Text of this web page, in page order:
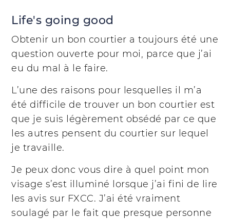
Life's going good
Obtenir un bon courtier a toujours été une
question ouverte pour moi, parce que j’ai
eu du mal à le faire.
L’une des raisons pour lesquelles il m’a
été difficile de trouver un bon courtier est
que je suis légèrement obsédé par ce que
les autres pensent du courtier sur lequel
je travaille.
Je peux donc vous dire à quel point mon
visage s’est illuminé lorsque j’ai fini de lire
les avis sur FXCC. J’ai été vraiment
soulagé par le fait que presque personne